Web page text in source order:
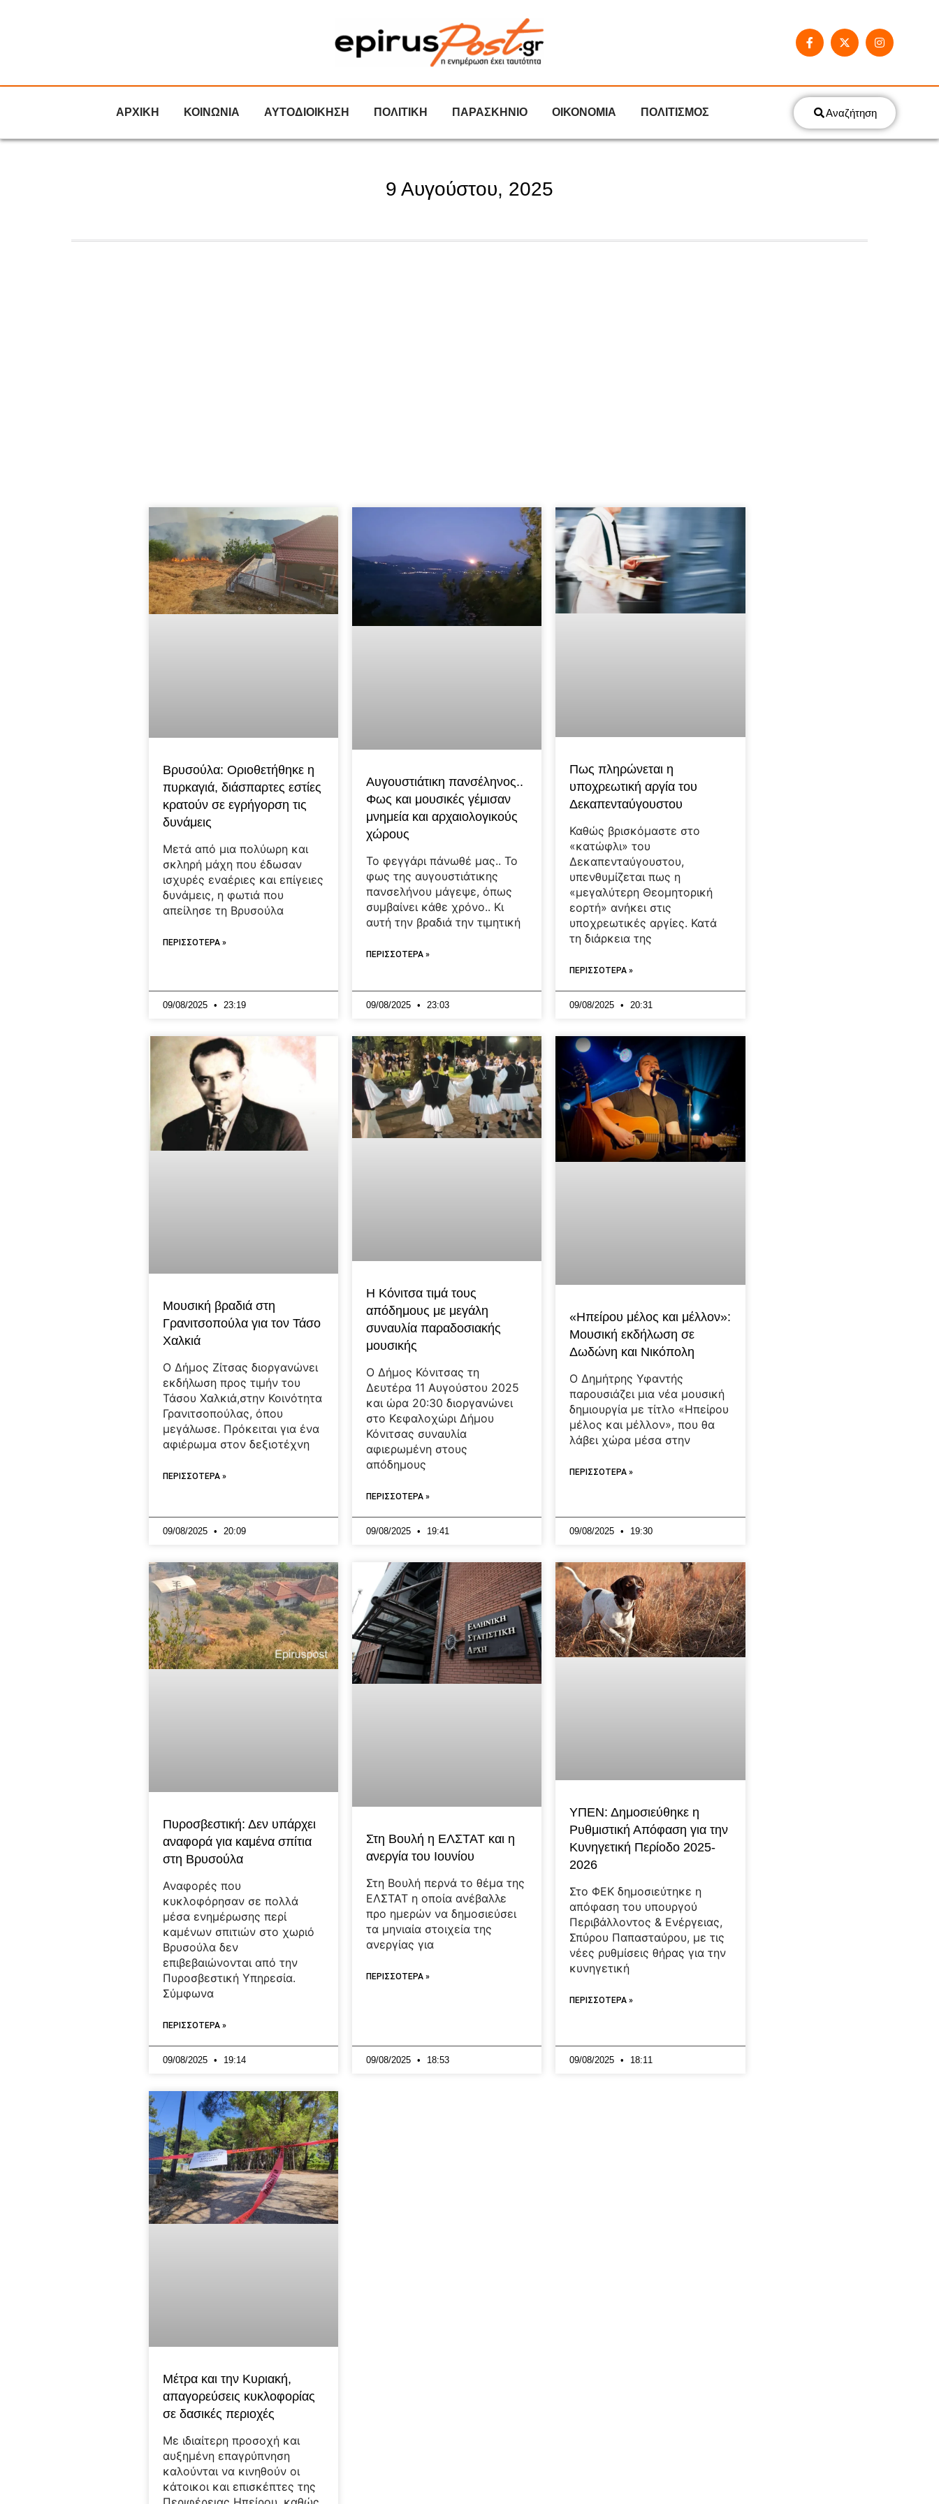
ΑΡΧΙΚΗ ΚΟΙΝΩΝΙΑ ΑΥΤΟΔΙΟΙΚΗΣΗ ΠΟΛΙΤΙΚΗ ΠΑΡΑΣΚΗΝΙΟ ΟΙΚΟΝΟΜΙΑ ΠΟΛΙΤΙΣΜΟΣ Αναζήτηση
9 Αυγούστου, 2025
Βρυσούλα: Οριοθετήθηκε η
πυρκαγιά, διάσπαρτες εστίες
κρατούν σε εγρήγορση τις
δυνάμεις
Μετά από μια πολύωρη και
σκληρή μάχη που έδωσαν
ισχυρές εναέριες και επίγειες
δυνάμεις, η φωτιά που
απείλησε τη Βρυσούλα
ΠΕΡΙΣΣΟΤΕΡΑ »
09/08/2025 23:19
Αυγουστιάτικη πανσέληνος..
Φως και μουσικές γέμισαν
μνημεία και αρχαιολογικούς
χώρους
Το φεγγάρι πάνωθέ μας.. Το
φως της αυγουστιάτικης
πανσελήνου μάγεψε, όπως
συμβαίνει κάθε χρόνο.. Κι
αυτή την βραδιά την τιμητική
ΠΕΡΙΣΣΟΤΕΡΑ »
09/08/2025 23:03
Πως πληρώνεται η
υποχρεωτική αργία του
Δεκαπενταύγουστου
Καθώς βρισκόμαστε στο
«κατώφλι» του
Δεκαπενταύγουστου,
υπενθυμίζεται πως η
«μεγαλύτερη Θεομητορική
εορτή» ανήκει στις
υποχρεωτικές αργίες. Κατά
τη διάρκεια της
ΠΕΡΙΣΣΟΤΕΡΑ »
09/08/2025 20:31
Μουσική βραδιά στη
Γρανιτσοπούλα για τον Τάσο
Χαλκιά
Ο Δήμος Ζίτσας διοργανώνει
εκδήλωση προς τιμήν του
Τάσου Χαλκιά,στην Κοινότητα
Γρανιτσοπούλας, όπου
μεγάλωσε. Πρόκειται για ένα
αφιέρωμα στον δεξιοτέχνη
ΠΕΡΙΣΣΟΤΕΡΑ »
09/08/2025 20:09
Η Κόνιτσα τιμά τους
απόδημους με μεγάλη
συναυλία παραδοσιακής
μουσικής
Ο Δήμος Κόνιτσας τη
Δευτέρα 11 Αυγούστου 2025
και ώρα 20:30 διοργανώνει
στο Κεφαλοχώρι Δήμου
Κόνιτσας συναυλία
αφιερωμένη στους
απόδημους
ΠΕΡΙΣΣΟΤΕΡΑ »
09/08/2025 19:41
«Ηπείρου μέλος και μέλλον»:
Μουσική εκδήλωση σε
Δωδώνη και Νικόπολη
Ο Δημήτρης Υφαντής
παρουσιάζει μια νέα μουσική
δημιουργία με τίτλο «Ηπείρου
μέλος και μέλλον», που θα
λάβει χώρα μέσα στην
ΠΕΡΙΣΣΟΤΕΡΑ »
09/08/2025 19:30
Πυροσβεστική: Δεν υπάρχει
αναφορά για καμένα σπίτια
στη Βρυσούλα
Αναφορές που
κυκλοφόρησαν σε πολλά
μέσα ενημέρωσης περί
καμένων σπιτιών στο χωριό
Βρυσούλα δεν
επιβεβαιώνονται από την
Πυροσβεστική Υπηρεσία.
Σύμφωνα
ΠΕΡΙΣΣΟΤΕΡΑ »
09/08/2025 19:14
Στη Βουλή η ΕΛΣΤΑΤ και η
ανεργία του Ιουνίου
Στη Βουλή περνά το θέμα της
ΕΛΣΤΑΤ η οποία ανέβαλλε
προ ημερών να δημοσιεύσει
τα μηνιαία στοιχεία της
ανεργίας για
ΠΕΡΙΣΣΟΤΕΡΑ »
09/08/2025 18:53
ΥΠΕΝ: Δημοσιεύθηκε η
Ρυθμιστική Απόφαση για την
Κυνηγετική Περίοδο 2025-
2026
Στο ΦΕΚ δημοσιεύτηκε η
απόφαση του υπουργού
Περιβάλλοντος & Ενέργειας,
Σπύρου Παπασταύρου, με τις
νέες ρυθμίσεις θήρας για την
κυνηγετική
ΠΕΡΙΣΣΟΤΕΡΑ »
09/08/2025 18:11
Μέτρα και την Κυριακή,
απαγορεύσεις κυκλοφορίας
σε δασικές περιοχές
Με ιδιαίτερη προσοχή και
αυξημένη επαγρύπνηση
καλούνται να κινηθούν οι
κάτοικοι και επισκέπτες της